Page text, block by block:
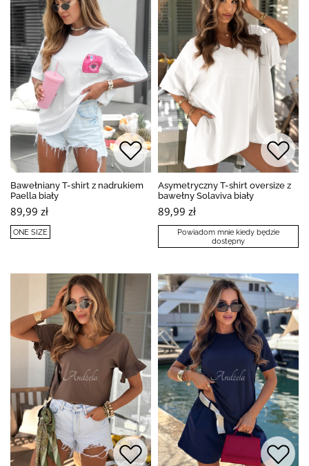
Bawełniany T-shirt z nadrukiem
Paella biały
89,99 zł
ONE SIZE
Asymetryczny T-shirt oversize z
bawełny Solaviva biały
89,99 zł
Powiadom mnie kiedy będzie
dostępny